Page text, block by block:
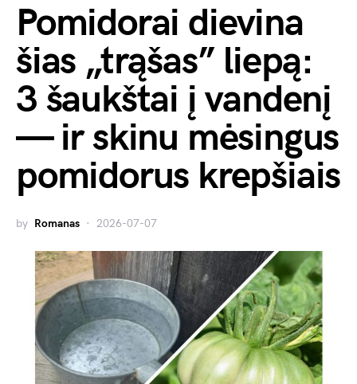
Pomidorai dievina
šias „trąšas” liepą:
3 šaukštai į vandenį
— ir skinu mėsingus
pomidorus krepšiais
by Romanas 2026-07-07